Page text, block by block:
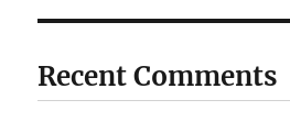
Recent Comments